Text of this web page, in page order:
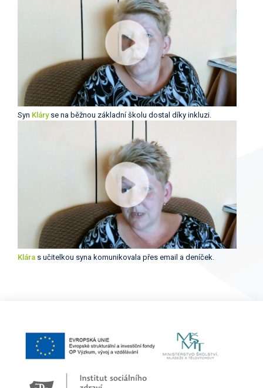
Syn Kláry se na běžnou základní školu dostal díky inkluzi.
Klára s učitelkou syna komunikovala přes email a deníček.